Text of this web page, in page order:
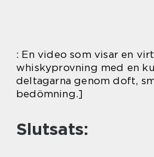
: En video som visar en
whiskyprovning med en
deltagarna genom doft,
bedömning.]
Slutsats: